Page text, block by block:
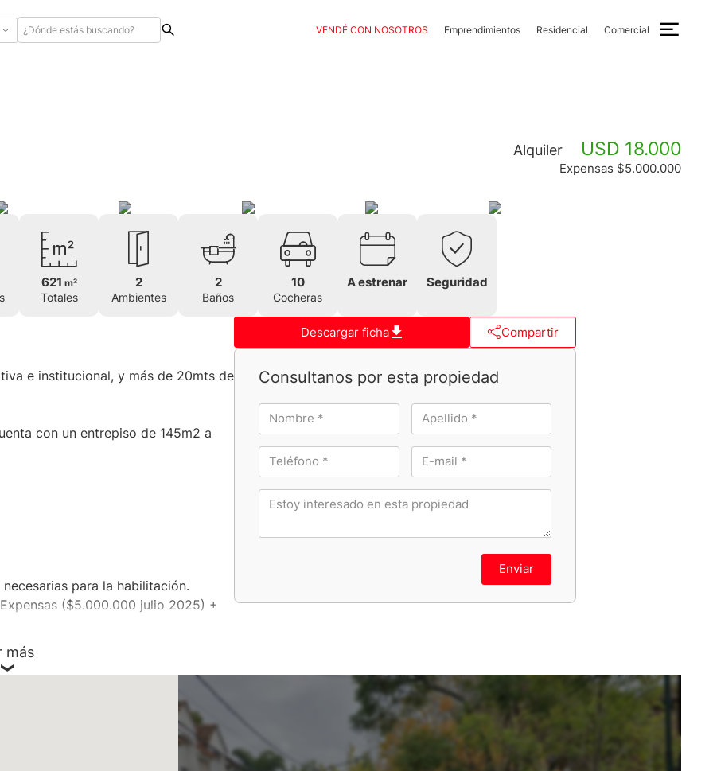
VENDÉ CON NOSOTROS Emprendimientos Residencial Comercial
Alquiler USD 18.000
Expensas $5.000.000
621 m²
Totales
2
Ambientes
2
Baños
10
Cocheras
A estrenar Seguridad
e institucional, y más de 20mts de
con un entrepiso de 145m2 a
para la habilitación.
($5.000.000 julio 2025) +
más
Descargar ficha Compartir
Consultanos por esta propiedad
Enviar